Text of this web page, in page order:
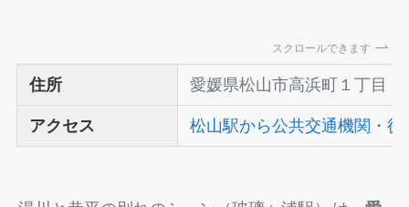
スクロールできます
住所 愛媛県松山市高浜町１丁目
アクセス 松山駅から公共交通機関・徒